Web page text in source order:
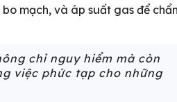
mạch, và áp suất gas để
chỉ nguy hiểm mà còn
việc phức tạp cho những